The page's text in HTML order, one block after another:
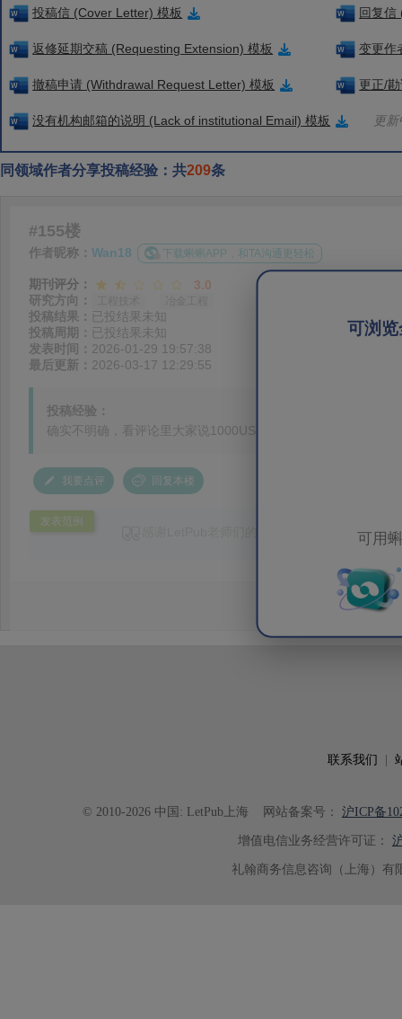
投稿信 (Cover Letter) 模板 回复信
返修延期交稿 (Requesting Extension) 模板 变更作
撤稿申请 (Withdrawal Request Letter) 模板 更正/
没有机构邮箱的说明 (Lack of institutional Email) 模板 更
同领域作者分享投稿经验：共209条
可浏
可用
#155楼
作者昵称： Wan18 下载蝌蝌APP，和TA沟通更轻松
期刊评分：
3.0
研究方向：
投稿结果： 已投结果未知
投稿周期： 已投结果未知
发表时间： 2026-01-29 19:57:38
最后更新： 2026-03-17 12:29:55
投稿经验：
确实不明确，看评论里大家说1000USD，但是在Guide for
我要点评 回复本楼
发表范例
感谢LetPub老师们的仔细修改，速度非常快，
联系我们
© 2010-2026 中国: LetPub上海 网站备案号： 沪ICP备
增值电信业务经营许可证：
礼翰商务信息咨询（上海）